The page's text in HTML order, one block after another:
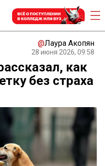
@Лаура Акопян
28 июня 2026, 09:58
как
без страха